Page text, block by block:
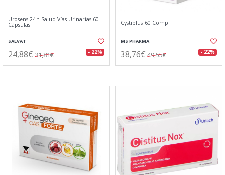
Urosens 24h Salud Vías Urinarias 60
Cápsulas
SALVAT
24,88€ 31,81€ - 22%
Cystiplus 60 Comp
MS PHARMA
38,76€ 49,55€ - 22%